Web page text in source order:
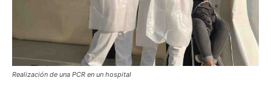
Realización de una PCR en un hospital